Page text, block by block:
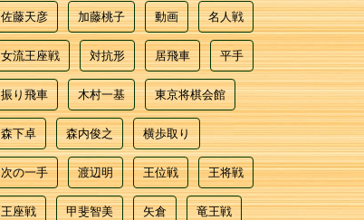
佐藤天彦 加藤桃子 動画 名人戦
女流王座戦 対抗形 居飛車 平手
振り飛車 木村一基 東京将棋会館
森下卓 森内俊之 横歩取り
次の一手 渡辺明 王位戦 王将戦
王座戦 甲斐智美 矢倉 竜王戦